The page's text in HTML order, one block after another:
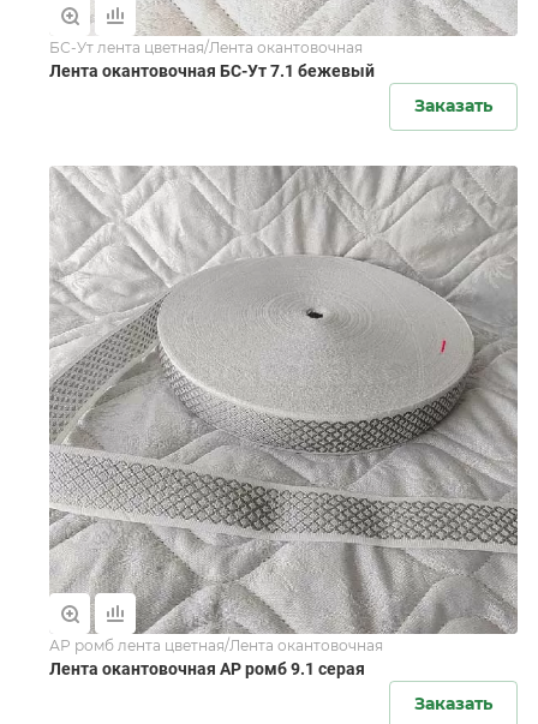
БС-Ут лента цветная/Лента окантовочная
Лента окантовочная БС-Ут 7.1 бежевый
Заказать
АР ромб лента цветная/Лента окантовочная
Лента окантовочная АР ромб 9.1 серая
Заказать